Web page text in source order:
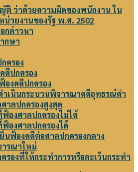
ติ ว่าด้วยความผิดของพนักงาน ใน
น่วยงานของรัฐ พ.ศ. 2502
กล่าวหา
กษา
ครอง
ดีปกครอง
องคดีปกครอง
ำเนินกระบวนพิจารณาคดีอุทธรณ์คำ
าลปกครองสูงสุด
องศาลปกครองไม่ได้
องศาลปกครองได้
นฟ้องคดีต่อศาลปกครองกลาง
รณาใหม่
รองที่ให้กระทำการหรือละเว้นกระทำ